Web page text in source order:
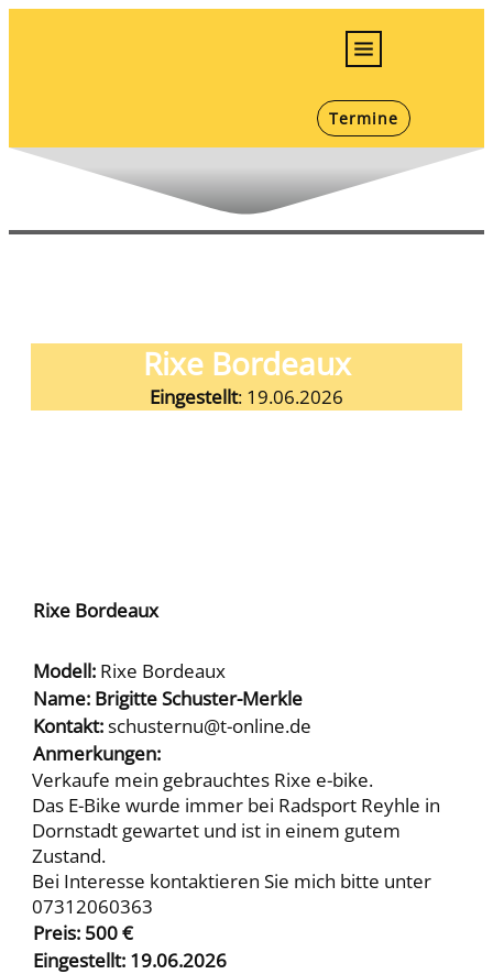
E-Bikes
Bikes
Jugend/Kids
Termine
Rixe Bordeaux
Eingestellt: 19.06.2026
Rixe Bordeaux
Modell: Rixe Bordeaux
Name: Brigitte Schuster-Merkle
Kontakt:schusternu@t-online.de
Anmerkungen:
Verkaufe mein gebrauchtes Rixe e-bike.
Das E-Bike wurde immer bei Radsport Reyhle in
Dornstadt gewartet und ist in einem gutem
Zustand.
Bei Interesse kontaktieren Sie mich bitte unter
07312060363
Preis: 500€
Eingestellt: 19.06.2026